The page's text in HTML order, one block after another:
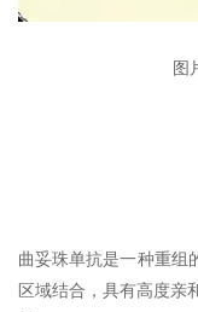
图
曲妥珠单抗是一种重组
区域结合，具有高度亲